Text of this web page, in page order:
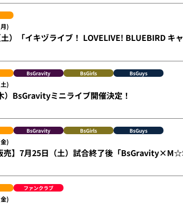
)
）「イキヅライブ！ LOVELIVE! BLUEBIRD キ
BsGravity BsGirls BsGuys
)
）BsGravityミニライブ開催決定！
BsGravity BsGirls BsGuys
)
売】7月25日（土）試合終了後「
ファンクラブ
)